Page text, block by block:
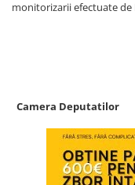
monitorizarii efectuate
Camera Deputatilor